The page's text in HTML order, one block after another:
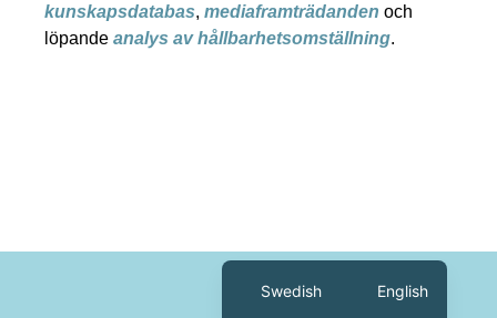
kunskapsdatabas, mediaframträdanden och
löpande analys av hållbarhetsomställning.
Swedish English